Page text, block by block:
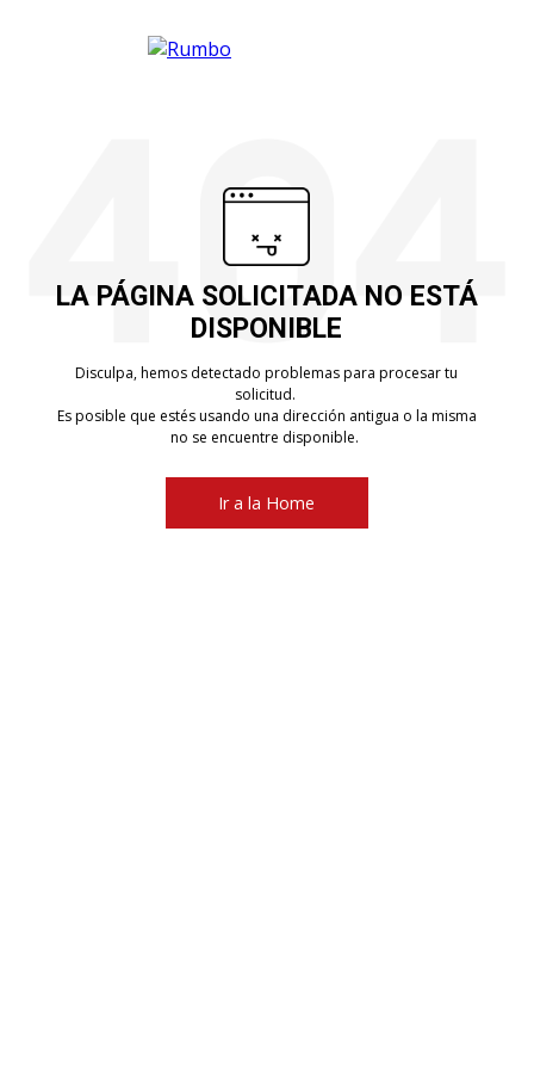
LA PÁGINA SOLICITADA NO ESTÁ
DISPONIBLE
Disculpa, hemos detectado problemas para procesar tu
solicitud.
Es posible que estés usando una dirección antigua o la misma
no se encuentre disponible.
Ir a la Home